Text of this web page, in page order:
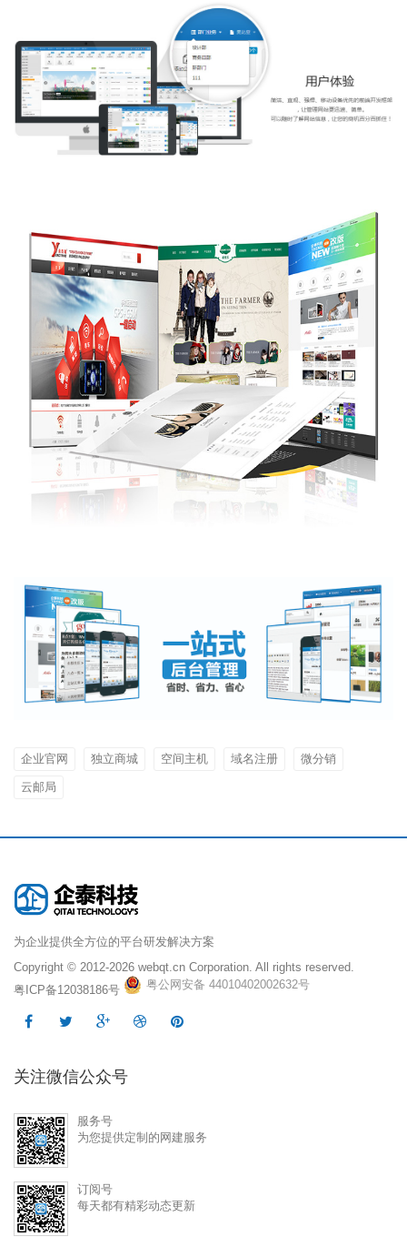
企业官网 独立商城 空间主机 域名注册 微分销
云邮局
为企业提供全方位的平台研发解决方案
Copyright © 2012-2026 webqt.cn Corporation. All rights reserved.
粤ICP备12038186号
粤公网安备 44010402002632号
关注微信公众号
服务号
为您提供定制的网建服务
订阅号
每天都有精彩动态更新